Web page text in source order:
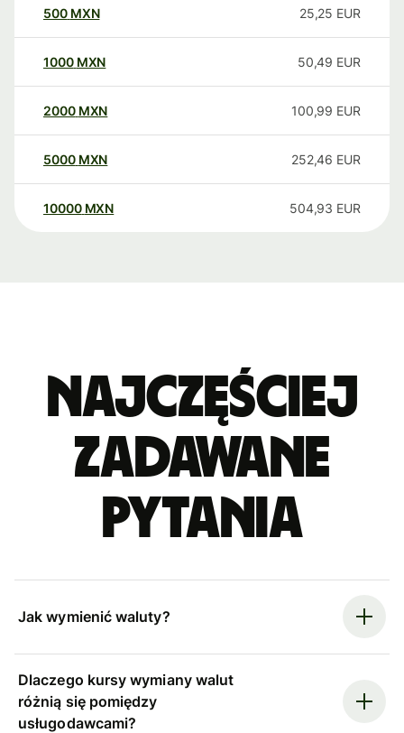
500 MXN 25,25 EUR
1000 MXN 50,49 EUR
2000 MXN 100,99 EUR
5000 MXN 252,46 EUR
10000 MXN 504,93 EUR
Najczęściej
zadawane
pytania
Jak wymienić waluty?
Dlaczego kursy wymiany walut
różnią się pomiędzy
usługodawcami?